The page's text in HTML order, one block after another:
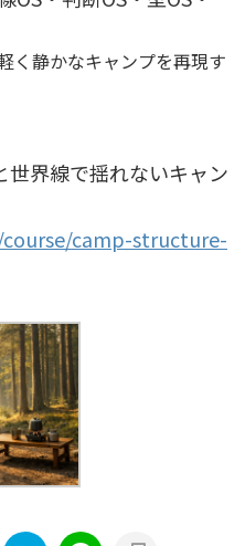
く静かなキャンプを再現す
世界線で揺れないキャン
camp-structure-